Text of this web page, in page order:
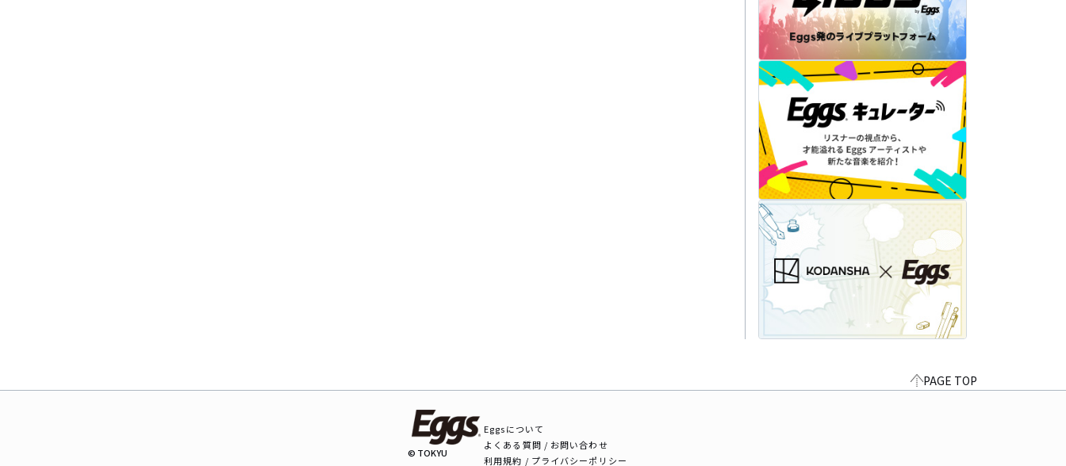
PAGE TOP
© TOKYU
Eggsについて
よくある質問 / お問い合わせ
利用規約 / プライバシーポリシー